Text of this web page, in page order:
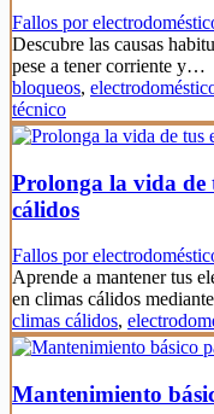
Fallos por
Descubre las causas
pese a tener corriente y…
bloqueos,
técnico
Prolonga la vida de
cálidos
Fallos por
Aprende a mantener tus
en climas cálidos
climas cálidos,
Mantenimiento